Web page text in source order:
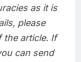
as it is
please
the article. If
can send